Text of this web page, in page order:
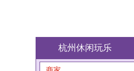
杭州休闲玩乐 首页